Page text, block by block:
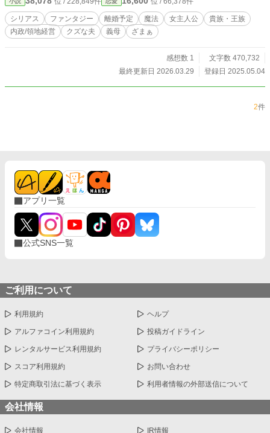
と魔法使いは策謀を巡らして、次々と世論を操っていく。 男尊女卑の帝国の中
で、リュシアーナは願いを叶えることができるのか、魔法使いは本当に味方なの
か……。成り上がりを目論むリュシアーナの陰謀が幕を開ける。 ****************
*********** 本編完結済み。番外編を不定期更新中。
シリアス ファンタジー 離婚予定 魔法 女主人公
貴族・王族
内政/領地経営
クズな夫 義母 ざまぁ
感想数 1
文字数 470,732
最終更新日 2026.03.29
登録日 2025.05.04
2件
アプリ一覧
公式SNS一覧
ご利用について
利用規約 ヘルプ
アルファコイン利用規約 投稿ガイドライン
レンタルサービス利用規約 プライバシーポリシー
スコア利用規約 お問い合わせ
特定商取引法に基づく表示 利用者情報の外部送信について
会社情報
会社情報 IR情報